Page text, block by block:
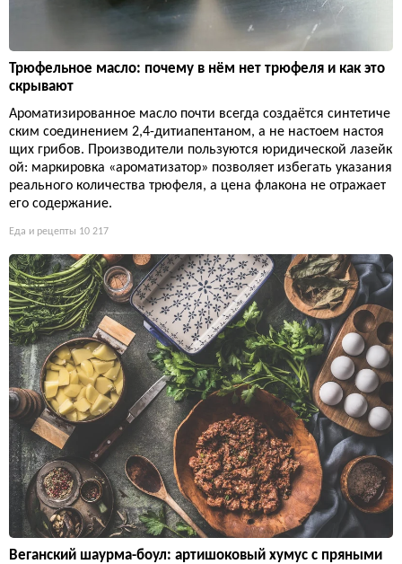
Трюфельное масло: почему в нём нет трюфеля и как это
скрывают
Ароматизированное масло почти всегда создаётся синтетиче
ским соединением 2,4-дитиапентаном, а не настоем настоя
щих грибов. Производители пользуются юридической лазейк
ой: маркировка «ароматизатор» позволяет избегать указания
реального количества трюфеля, а цена флакона не отражает
его содержание.
Еда и рецепты 10 217
Веганский шаурма-боул: артишоковый хумус с пряными